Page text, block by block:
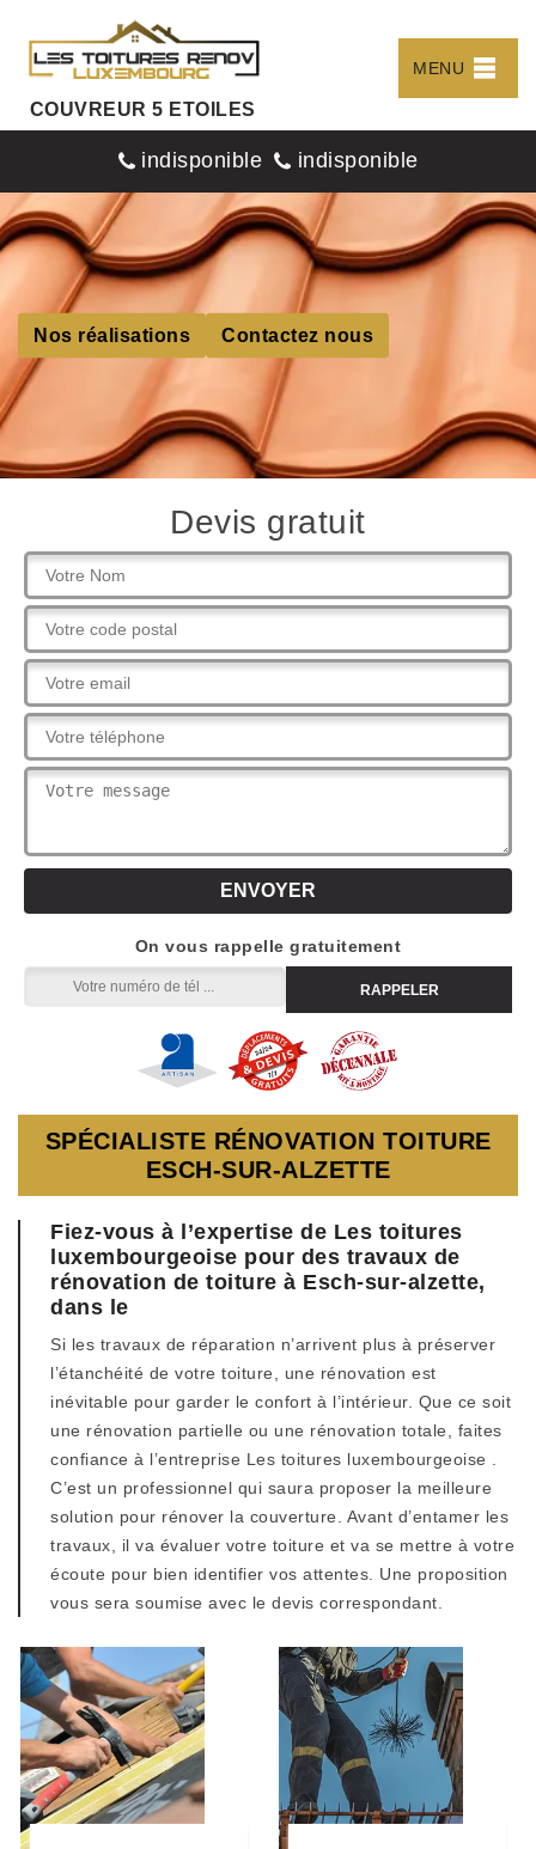
COUVREUR 5 ETOILES
MENU
indisponible indisponible
Nos réalisations Contactez nous
Devis gratuit
On vous rappelle gratuitement
SPÉCIALISTE RÉNOVATION TOITURE
ESCH-SUR-ALZETTE
Fiez-vous à l’expertise de Les toitures
luxembourgeoise pour des travaux de
rénovation de toiture à Esch-sur-alzette,
dans le
Si les travaux de réparation n’arrivent plus à préserver
l’étanchéité de votre toiture, une rénovation est
inévitable pour garder le confort à l’intérieur. Que ce soit
une rénovation partielle ou une rénovation totale, faites
confiance à l’entreprise Les toitures luxembourgeoise .
C’est un professionnel qui saura proposer la meilleure
solution pour rénover la couverture. Avant d’entamer les
travaux, il va évaluer votre toiture et va se mettre à votre
écoute pour bien identifier vos attentes. Une proposition
vous sera soumise avec le devis correspondant.